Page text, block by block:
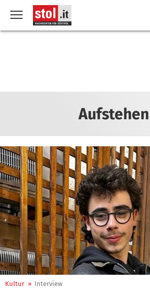
Aufstehen
Kultur » Interview